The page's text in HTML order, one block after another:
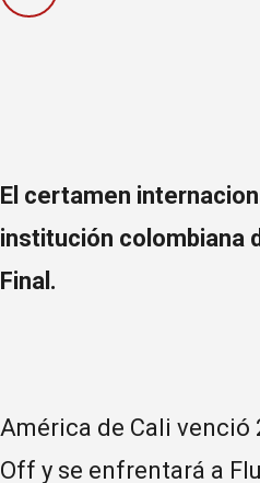
El certamen
institución colombiana
Final.
América de Cali venció
Off y se enfrentará a